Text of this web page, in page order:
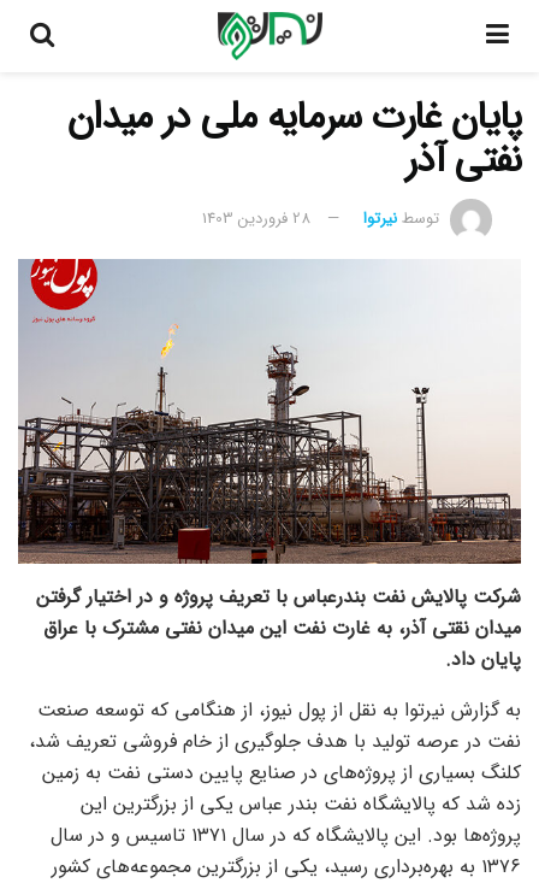
پایان غارت سرمایه ملی در میدان
نفتی آذر
توسطنیرتوا 28 فروردین 1403
شرکت پالایش نفت بندرعباس با تعریف پروژه و در اختیار گرفتن
میدان نقتی آذر، به غارت نفت این میدان نفتی مشترک با عراق
پایان داد.
به گزارش نیرتوا به نقل از پول نیوز، از هنگامی که توسعه صنعت
نفت در عرصه تولید با هدف جلوگیری از خام فروشی تعریف شد،
کلنگ بسیاری از پروژه‌های در صنایع پایین دستی نفت به زمین
زده شد که پالایشگاه نفت بندر عباس یکی از بزرگترین این
پروژه‌ها بود. این پالایشگاه که در سال ۱۳۷۱ تاسیس و در سال
۱۳۷۶ به بهره‌برداری رسید، یکی از بزرگترین مجموعه‌های کشور